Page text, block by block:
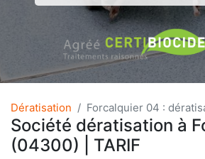
Dératisation Forcalquier 04 :
Société dératisation à
(04300) | TARIF